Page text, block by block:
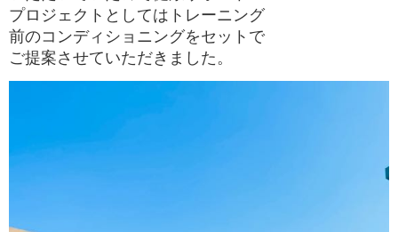
プロジェクトとしてはトレーニング
前のコンディショニングをセットで
ご提案させていただきました。